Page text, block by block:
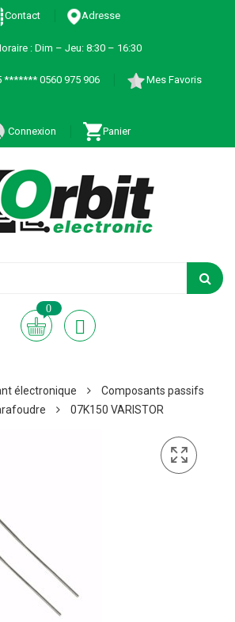
Contact Adresse
: Dim – Jeu: 8:30 – 16:30
******* 0560 975 906 Mes Favoris
Connexion Panier
0
électronique
Composants passifs
07K150 VARISTOR